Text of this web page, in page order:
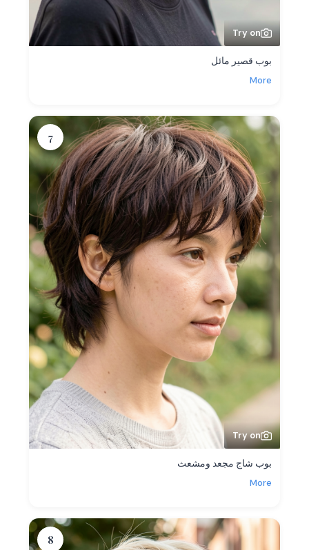
Try on
بوب قصير مائل
More
7
Try on
بوب شاج مجعد ومشعث
More
8